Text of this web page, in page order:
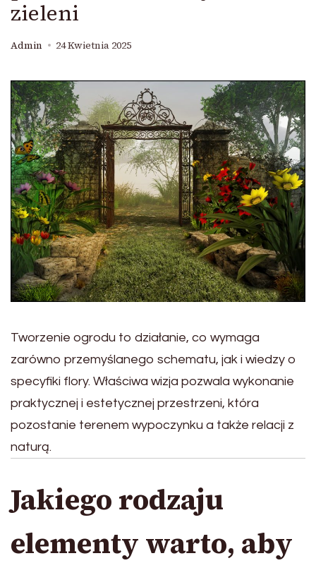
zieleni
Admin 24 Kwietnia 2025
Tworzenie ogrodu to działanie, co wymaga
zarówno przemyślanego schematu, jak i wiedzy o
specyfiki flory. Właściwa wizja pozwala wykonanie
praktycznej i estetycznej przestrzeni, która
pozostanie terenem wypoczynku a także relacji z
naturą.
Jakiego rodzaju
elementy warto, aby